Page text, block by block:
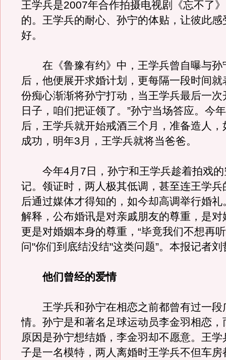
王学兵是2007年合作拍摄电视剧《忘不了
的。王学兵的耐心、孙宁的体贴，让彼此感
好。
在《鲁豫有约》中，王学兵曾自曝与孙
后，他便展开求婚计划，更每隔一段时间
份痴心渐渐将孙宁打动，当王学兵最后一次
日子，咱们把证领了。”孙宁当场答应。今
后，王学兵就开始戒酒三个月，准备造人
成功，明年3月，王学兵就将当爸爸。
今年4月7日，孙宁和王学兵趁着拍戏的
记。领证时，两人极其低调，甚至连王学兵
后通过媒体才得知的，如今却高调举行婚
解释，公布婚讯是对亲戚朋友的尊重，是对
更是对婚姻本身的尊重，“毕竟我们不想再
问"你们到底结没结"这类问题”。本报记者刘
他们曾经的爱情
王学兵和孙宁在相恋之前都曾有过一段
情。孙宁是和著名足球运动员李金羽相恋，
原因是孙宁想结婚，李金羽却不愿意。王
子是一名模特，两人离婚时王学兵不但车房